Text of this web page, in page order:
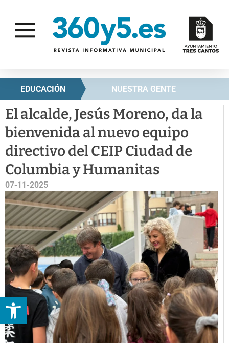
Abrir barra de herramientas
EDUCACIÓN NUESTRA GENTE
El alcalde, Jesús Moreno, da la
bienvenida al nuevo equipo
directivo del CEIP Ciudad de
Columbia y Humanitas
07-11-2025